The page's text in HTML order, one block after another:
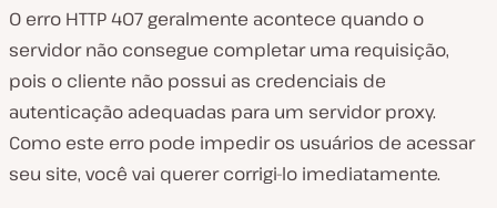
O erro HTTP 407 geralmente acontece quando o
servidor não consegue completar uma requisição,
pois o cliente não possui as credenciais de
autenticação adequadas para um servidor proxy.
Como este erro pode impedir os usuários de acessar
seu site, você vai querer corrigi-lo imediatamente.